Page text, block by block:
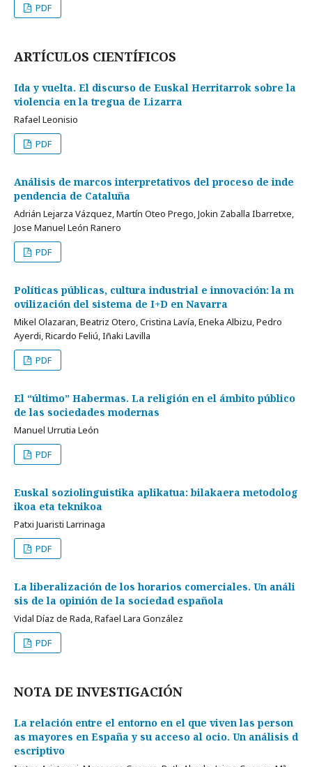
PDF
ARTÍCULOS CIENTÍFICOS
Ida y vuelta. El discurso de Euskal Herritarrok sobre la
violencia en la tregua de Lizarra
Rafael Leonisio
PDF
Análisis de marcos interpretativos del proceso de inde
pendencia de Cataluña
Adrián Lejarza Vázquez, Martín Oteo Prego, Jokin Zaballa Ibarretxe,
Jose Manuel León Ranero
PDF
Políticas públicas, cultura industrial e innovación: la m
ovilización del sistema de I+D en Navarra
Mikel Olazaran, Beatriz Otero, Cristina Lavía, Eneka Albizu, Pedro
Ayerdi, Ricardo Feliú, Iñaki Lavilla
PDF
El “último” Habermas. La religión en el ámbito público
de las sociedades modernas
Manuel Urrutia León
PDF
Euskal soziolinguistika aplikatua: bilakaera metodolog
ikoa eta teknikoa
Patxi Juaristi Larrinaga
PDF
La liberalización de los horarios comerciales. Un análi
sis de la opinión de la sociedad española
Vidal Díaz de Rada, Rafael Lara González
PDF
NOTA DE INVESTIGACIÓN
La relación entre el entorno en el que viven las person
as mayores en España y su acceso al ocio. Un análisis d
escriptivo